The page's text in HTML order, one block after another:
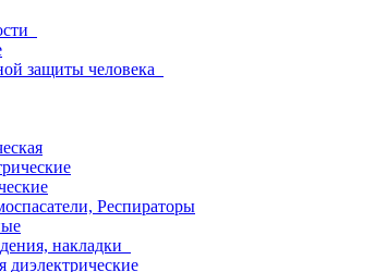
защиты человека
Респираторы
накладки